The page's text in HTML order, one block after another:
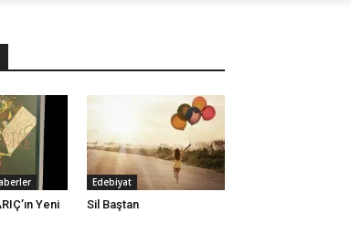
Yeni
Edebiyat
Sil Baştan